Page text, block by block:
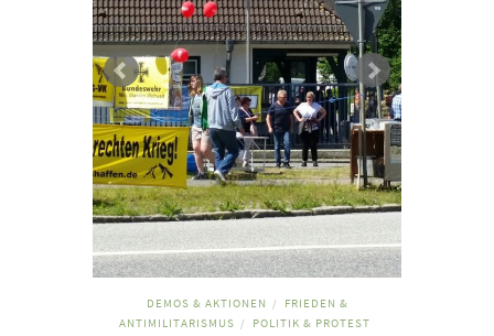
DEMOS & AKTIONEN /
FRIEDEN &
ANTIMILITARISMUS / POLITIK & PROTEST